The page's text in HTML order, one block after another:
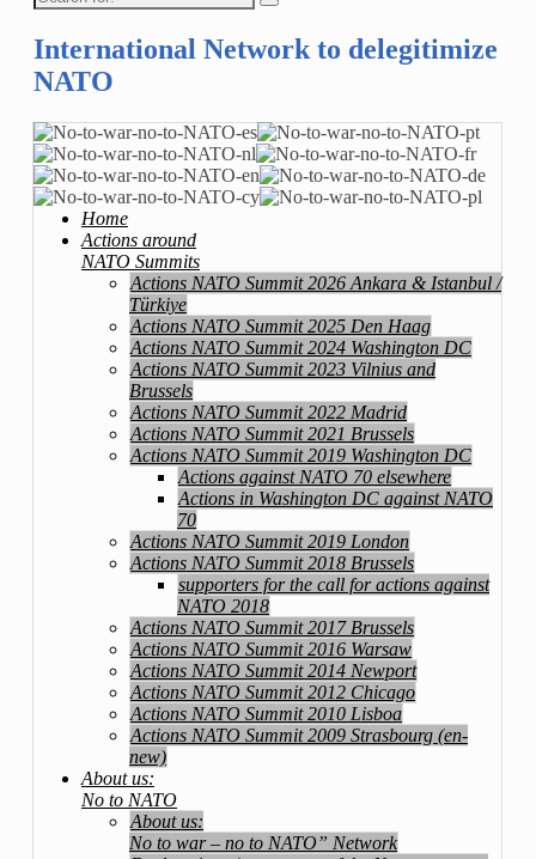
for:
International Network to delegitimize
NATO
Home
Actions around
NATO Summits
Actions NATO Summit 2026 Ankara & Istanbul /
Türkiye
Actions NATO Summit 2025 Den Haag
Actions NATO Summit 2024 Washington DC
Actions NATO Summit 2023 Vilnius and
Brussels
Actions NATO Summit 2022 Madrid
Actions NATO Summit 2021 Brussels
Actions NATO Summit 2019 Washington DC
Actions against NATO 70 elsewhere
Actions in Washington DC against NATO
70
Actions NATO Summit 2019 London
Actions NATO Summit 2018 Brussels
supporters for the call for actions against
NATO 2018
Actions NATO Summit 2017 Brussels
Actions NATO Summit 2016 Warsaw
Actions NATO Summit 2014 Newport
Actions NATO Summit 2012 Chicago
Actions NATO Summit 2010 Lisboa
Actions NATO Summit 2009 Strasbourg (en-
new)
About us:
No to NATO
About us:
No to war – no to NATO” Network